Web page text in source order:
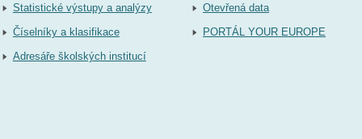
Statistické výstupy a analýzy
Číselníky a klasifikace
Adresáře školských institucí
Otevřená data
PORTÁL YOUR EUROPE